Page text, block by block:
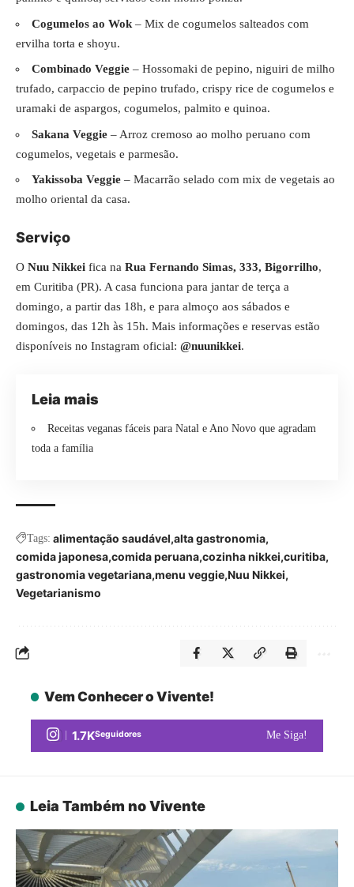
Cogumelos ao Wok – Mix de cogumelos salteados com
ervilha torta e shoyu.
Combinado Veggie – Hossomaki de pepino, niguiri de milho
trufado, carpaccio de pepino trufado, crispy rice de cogumelos e
uramaki de aspargos, cogumelos, palmito e quinoa.
Sakana Veggie – Arroz cremoso ao molho peruano com
cogumelos, vegetais e parmesão.
Yakissoba Veggie – Macarrão selado com mix de vegetais ao
molho oriental da casa.
Serviço
O Nuu Nikkei fica na Rua Fernando Simas, 333, Bigorrilho,
em Curitiba (PR). A casa funciona para jantar de terça a
domingo, a partir das 18h, e para almoço aos sábados e
domingos, das 12h às 15h. Mais informações e reservas estão
disponíveis no Instagram oficial: @nuunikkei.
Leia mais
Receitas veganas fáceis para Natal e Ano Novo que agradam
toda a família
Tags: alimentação saudável alta gastronomia
comida japonesa comida peruana cozinha nikkei curitiba
gastronomia vegetariana menu veggie Nuu Nikkei
Vegetarianismo
Vem Conhecer o Vivente!
1.7KSeguidores Me Siga!
Leia Também no Vivente